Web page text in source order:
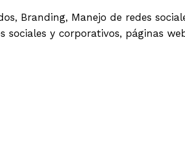
Branding, Manejo de redes
y corporativos, páginas